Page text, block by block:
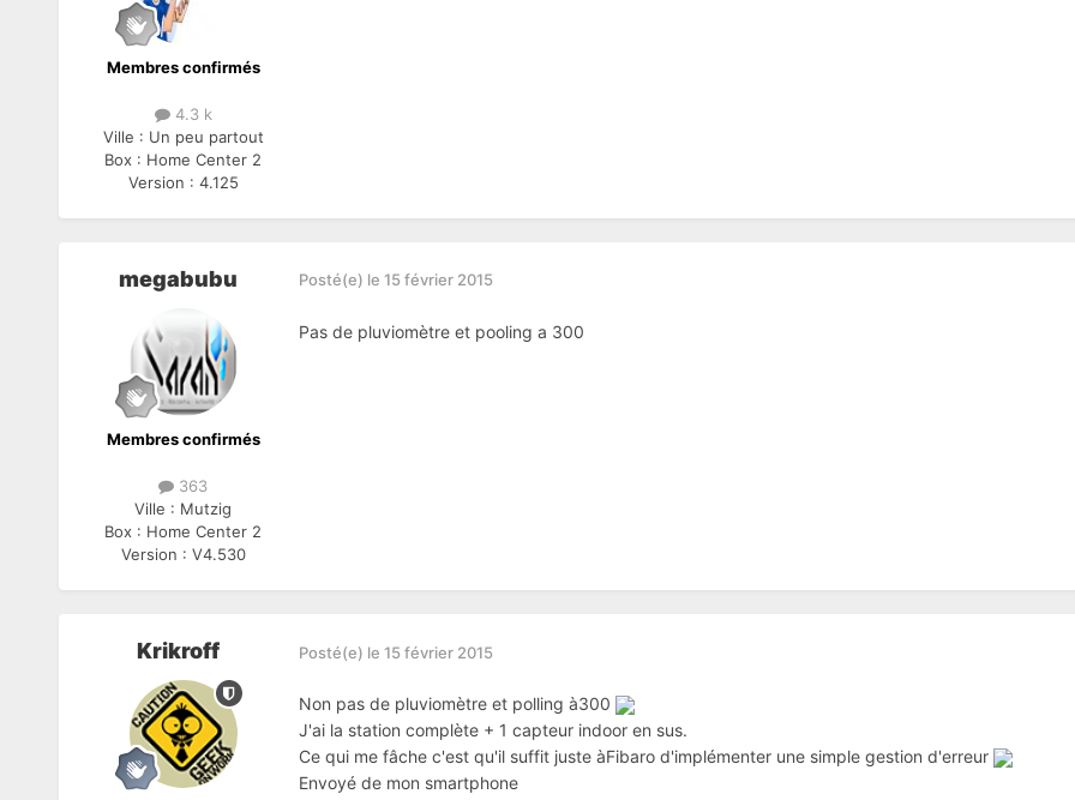
Membres confirmés
4.3 k
Ville : Un peu partout
Box : Home Center 2
Version : 4.125
megabubu
Membres confirmés
363
Ville : Mutzig
Box : Home Center 2
Version : V4.530
Posté(e) le 15 février 2015
Pas de pluviomètre et pooling a 300
Krikroff Posté(e) le 15 février 2015
Non pas de pluviomètre et polling à300
J'ai la station complète + 1 capteur indoor en sus.
Ce qui me fâche c'est qu'il suffit juste àFibaro d'implémenter une simple gestion d'erreur
Envoyé de mon smartphone